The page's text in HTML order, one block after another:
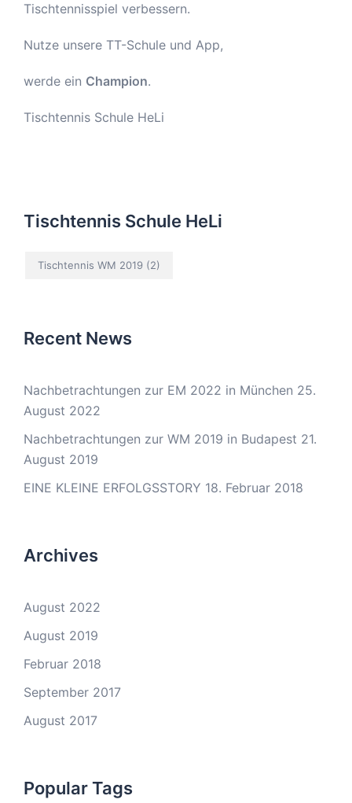
Tischtennisspiel verbessern.
Nutze unsere TT-Schule und App,
werde ein Champion.
Tischtennis Schule HeLi
Tischtennis Schule HeLi
Tischtennis WM 2019 (2)
Recent News
Nachbetrachtungen zur EM 2022 in München 25.
August 2022
Nachbetrachtungen zur WM 2019 in Budapest 21.
August 2019
EINE KLEINE ERFOLGSSTORY 18. Februar 2018
Archives
August 2022
August 2019
Februar 2018
September 2017
August 2017
Popular Tags